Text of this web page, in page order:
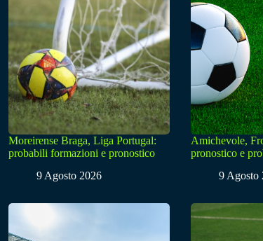
Moreirense Braga, Liga Portugal:
probabili formazioni e pronostico
9 Agosto 2026
Amichevole,
pronostico e
9 Agosto